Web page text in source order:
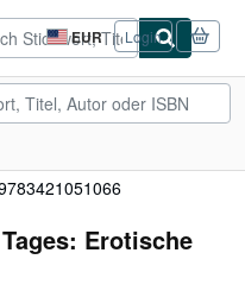
EUR
Seite
der
Einkaufseinstellungen.
Login
Erotische